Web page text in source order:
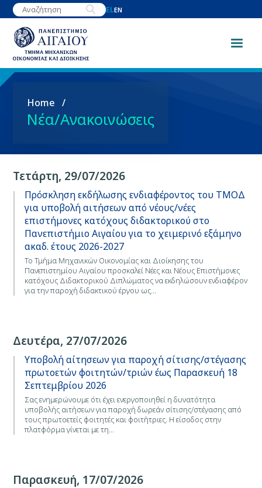
Παράκαμψη
προς
κυρίως
περιεχόμενο
ELEN
Breadcrumb
Home
Νέα/Ανακοινώσεις
Τετάρτη, 29/07/2026
Πρόσκληση εκδήλωσης ενδιαφέροντος του ΤΜΟΔ
για υποβολή αιτήσεων από νέους/νέες
επιστήμονες κατόχους διδακτορικού στο
Πανεπιστήμιο Αιγαίου για το χειμερινό εξάμηνο
ακαδ. έτους 2026-2027
Το Τμήμα Μηχανικών Οικονομίας και Διοίκησης του
Πανεπιστημίου Αιγαίου προσκαλεί Νέες και Νέους Επιστήμονες
κατόχους Διδακτορικού Διπλώματος να εκδηλώσουν ενδιαφέρον
για την παροχή διδακτικού έργου ως…
Δευτέρα, 27/07/2026
Υποβολή αίτησεων για παροχή σίτισης/στέγασης
πρωτοετών φοιτητών/τριών έως Παρασκευή 18
Σεπτεμβρίου 2026
Σας ενημερώνουμε ότι έχει ενεργοποιηθεί η δυνατότητα
υποβολής αιτήσεων για παροχή δωρεάν σίτισης/στέγασης από
τους πρωτοετείς φοιτητές και φοιτήτριες. Η είσοδος στην
πλατφόρμα γίνεται με τη…
Παρασκευή, 17/07/2026